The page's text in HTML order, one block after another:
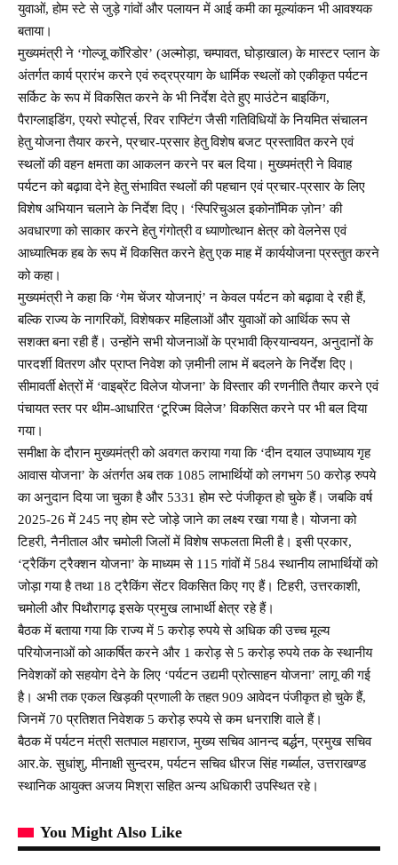
युवाओं, होम स्टे से जुड़े गांवों और पलायन में आई कमी का मूल्यांकन भी आवश्यक
बताया।
मुख्यमंत्री ने ‘गोल्जू कॉरिडोर’ (अल्मोड़ा, चम्पावत, घोड़ाखाल) के मास्टर प्लान के
अंतर्गत कार्य प्रारंभ करने एवं रुद्रप्रयाग के धार्मिक स्थलों को एकीकृत पर्यटन
सर्किट के रूप में विकसित करने के भी निर्देश देते हुए माउंटेन बाइकिंग,
पैराग्लाइडिंग, एयरो स्पोर्ट्स, रिवर राफ्टिंग जैसी गतिविधियों के नियमित संचालन
हेतु योजना तैयार करने, प्रचार-प्रसार हेतु विशेष बजट प्रस्तावित करने एवं
स्थलों की वहन क्षमता का आकलन करने पर बल दिया। मुख्यमंत्री ने विवाह
पर्यटन को बढ़ावा देने हेतु संभावित स्थलों की पहचान एवं प्रचार-प्रसार के लिए
विशेष अभियान चलाने के निर्देश दिए। ‘स्पिरिचुअल इकोनॉमिक ज़ोन’ की
अवधारणा को साकार करने हेतु गंगोत्री व ध्याणोत्थान क्षेत्र को वेलनेस एवं
आध्यात्मिक हब के रूप में विकसित करने हेतु एक माह में कार्ययोजना प्रस्तुत करने
को कहा।
मुख्यमंत्री ने कहा कि ‘गेम चेंजर योजनाएं’ न केवल पर्यटन को बढ़ावा दे रही हैं,
बल्कि राज्य के नागरिकों, विशेषकर महिलाओं और युवाओं को आर्थिक रूप से
सशक्त बना रही हैं। उन्होंने सभी योजनाओं के प्रभावी क्रियान्वयन, अनुदानों के
पारदर्शी वितरण और प्राप्त निवेश को ज़मीनी लाभ में बदलने के निर्देश दिए।
सीमावर्ती क्षेत्रों में ‘वाइब्रेंट विलेज योजना’ के विस्तार की रणनीति तैयार करने एवं
पंचायत स्तर पर थीम-आधारित ‘टूरिज्म विलेज’ विकसित करने पर भी बल दिया
गया।
समीक्षा के दौरान मुख्यमंत्री को अवगत कराया गया कि ‘दीन दयाल उपाध्याय गृह
आवास योजना’ के अंतर्गत अब तक 1085 लाभार्थियों को लगभग 50 करोड़ रुपये
का अनुदान दिया जा चुका है और 5331 होम स्टे पंजीकृत हो चुके हैं। जबकि वर्ष
2025-26 में 245 नए होम स्टे जोड़े जाने का लक्ष्य रखा गया है। योजना को
टिहरी, नैनीताल और चमोली जिलों में विशेष सफलता मिली है। इसी प्रकार,
‘ट्रैकिंग ट्रैक्शन योजना’ के माध्यम से 115 गांवों में 584 स्थानीय लाभार्थियों को
जोड़ा गया है तथा 18 ट्रैकिंग सेंटर विकसित किए गए हैं। टिहरी, उत्तरकाशी,
चमोली और पिथौरागढ़ इसके प्रमुख लाभार्थी क्षेत्र रहे हैं।
बैठक में बताया गया कि राज्य में 5 करोड़ रुपये से अधिक की उच्च मूल्य
परियोजनाओं को आकर्षित करने और 1 करोड़ से 5 करोड़ रुपये तक के स्थानीय
निवेशकों को सहयोग देने के लिए ‘पर्यटन उद्यमी प्रोत्साहन योजना’ लागू की गई
है। अभी तक एकल खिड़की प्रणाली के तहत 909 आवेदन पंजीकृत हो चुके हैं,
जिनमें 70 प्रतिशत निवेशक 5 करोड़ रुपये से कम धनराशि वाले हैं।
बैठक में पर्यटन मंत्री सतपाल महाराज, मुख्य सचिव आनन्द बर्द्धन, प्रमुख सचिव
आर.के. सुधांशु, मीनाक्षी सुन्दरम, पर्यटन सचिव धीरज सिंह गर्ब्याल, उत्तराखण्ड
स्थानिक आयुक्त अजय मिश्रा सहित अन्य अधिकारी उपस्थित रहे।
You Might Also Like